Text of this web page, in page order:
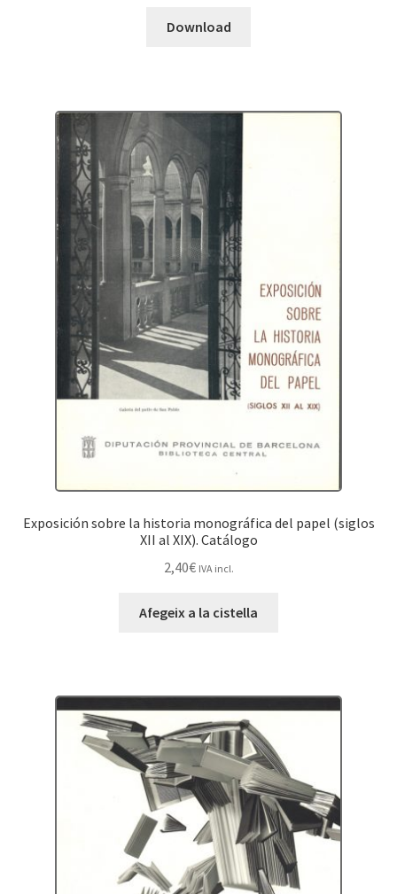
Download
Exposición sobre la historia monográfica del papel (siglos
XII al XIX). Catálogo
2,40€ IVA incl.
Afegeix a la cistella